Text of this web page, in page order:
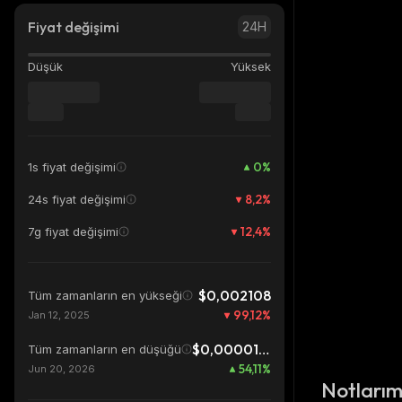
Fiyat değişimi 24H
Düşük Yüksek
1s fiyat değişimi 0%
24s fiyat değişimi 8,2%
7g fiyat değişimi 12,4%
Tüm zamanların en yükseği $0,002108
Jan 12, 2025 99,12%
Tüm zamanların en düşüğü $0,00001209
Jun 20, 2026 54,11%
Notlarım